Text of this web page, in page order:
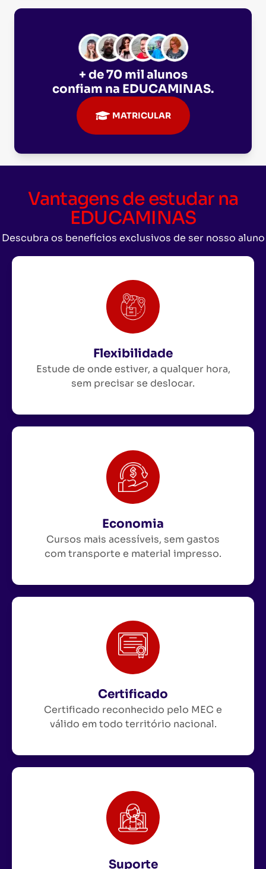
+ de 70 mil alunos
confiam na EDUCAMINAS.
MATRICULAR
Vantagens de estudar na
EDUCAMINAS
Descubra os benefícios exclusivos de ser nosso aluno
Flexibilidade
Estude de onde estiver, a qualquer hora,
sem precisar se deslocar.
Economia
Cursos mais acessíveis, sem gastos
com transporte e material impresso.
Certificado
Certificado reconhecido pelo MEC e
válido em todo território nacional.
Suporte